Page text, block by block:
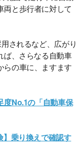
両と歩行者に対して
されるなど、広がり
ば、さらなる自動車
らの車に、ますます
No.1の「自動車保
乗り換えで確認す